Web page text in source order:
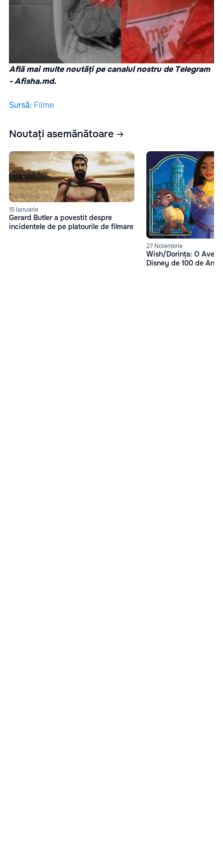
Află mai multe noutăți pe canalul nostru de Telegram
-Afisha.md.
Sursă: Filme
Noutați asemănătoare
15 Ianuarie
Gerard Butler a povestit despre
incidentele de pe platourile de filmare
27 Noiembrie
Wish/Dorința: O
Disney de 100 de Ani